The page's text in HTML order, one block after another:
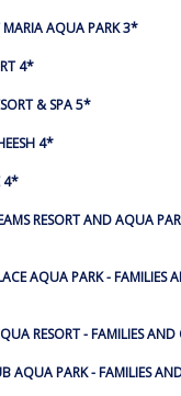
MARIA AQUA PARK 3*
4*
& SPA 5*
4*
4*
RESORT AND AQUA
AQUA PARK - FAMILIES
RESORT - FAMILIES
AQUA PARK - FAMILIES